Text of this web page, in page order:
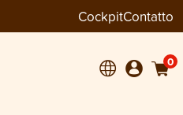
CockpitContatto
0